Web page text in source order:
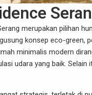
merupakan pilihan
konsep eco-green,
minimalis modern
udara yang baik. Selain